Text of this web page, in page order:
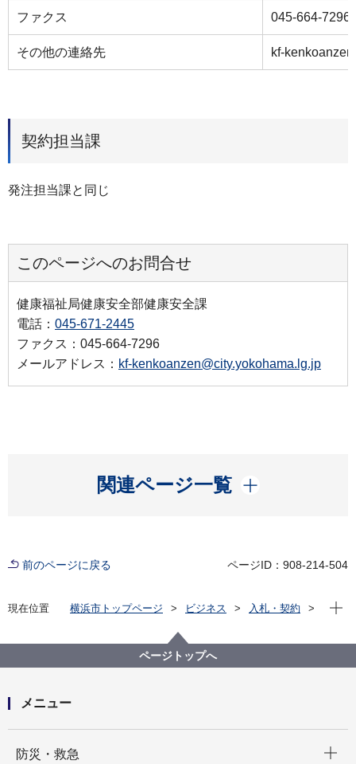
ファクス 045-664-7296
その他の連絡先 kf-
契約担当課
発注担当課と同じ
このページへのお問合せ
健康福祉局健康安全部健康安全課
電話： 045-671-2445
ファクス：045-664-7296
メールアドレス： kf-kenkoanzen@city.yokohama.lg.jp
関連ページ一覧
開く
前のページに戻る ページID：908-214-504
現在位置 横浜市トップページ ビジネス
入札・契約
健康福祉局
【入札結果掲載】令和４年度 新型コロナウイルス感
染症等事務補助業務人材派遣契約（10月～３月）
現在
ページトップへ
メニュー
防災・救急